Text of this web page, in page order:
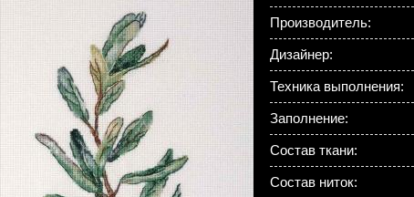
Производитель:
Дизайнер:
Техника выполнения:
Заполнение:
Состав ткани:
Состав ниток: